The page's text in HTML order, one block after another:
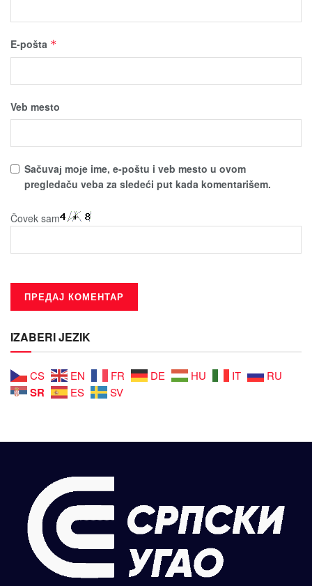
E-pošta *
Veb mesto
Sačuvaј moјe ime, e-poštu i veb mesto u ovom
pregledaču veba za sledeći put kada komentarišem.
Čovek sam
IZABERI JEZIK
CS EN FR DE HU IT RU
SR ES SV